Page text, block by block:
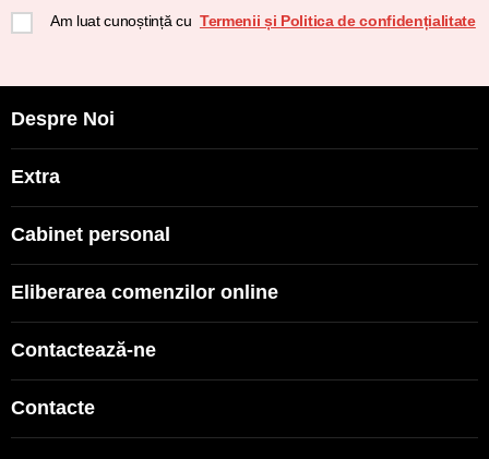
Am luat cunoștință cu Termenii și Politica de confidențialitate
Despre Noi
Extra
Cabinet personal
Eliberarea comenzilor online
Contactează-ne
Contacte